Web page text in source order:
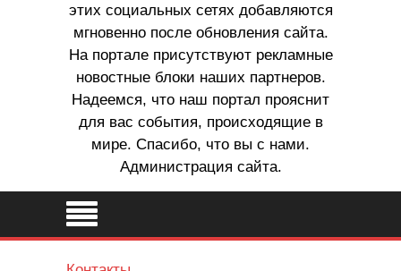
этих социальных сетях добавляются
мгновенно после обновления сайта.
На портале присутствуют рекламные
новостные блоки наших партнеров.
Надеемся, что наш портал прояснит
для вас события, происходящие в
мире. Спасибо, что вы с нами.
Администрация сайта.